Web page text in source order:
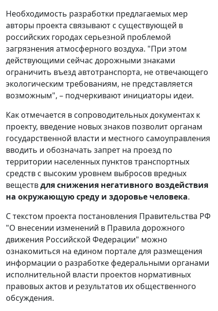
Необходимость разработки предлагаемых мер
авторы проекта связывают с существующей в
российских городах серьезной проблемой
загрязнения атмосферного воздуха. "При этом
действующими сейчас дорожными знаками
ограничить въезд автотранспорта, не отвечающего
экологическим требованиям, не представляется
возможным", – подчеркивают инициаторы идеи.
Как отмечается в сопроводительных документах к
проекту, введение новых знаков позволит органам
государственной власти и местного самоуправления
вводить и обозначать запрет на проезд по
территории населенных пунктов транспортных
средств с высоким уровнем выбросов вредных
веществдля снижения негативного воздействия
на окружающую среду и здоровье человека.
С текстом проекта постановления Правительства РФ
"О внесении изменений в Правила дорожного
движения Российской Федерации" можно
ознакомиться на едином портале для размещения
информации о разработке федеральными органами
исполнительной власти проектов нормативных
правовых актов и результатов их общественного
обсуждения.